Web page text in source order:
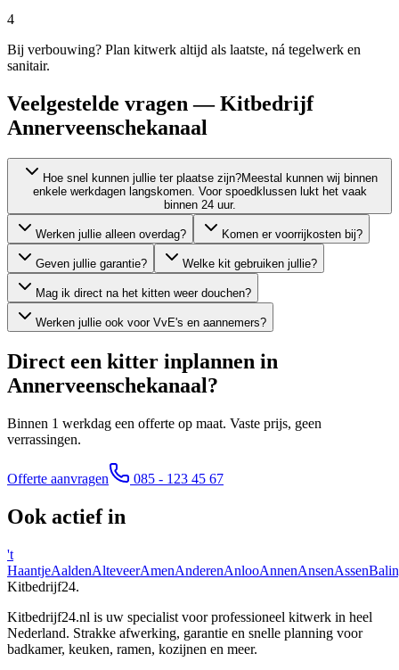
4
Bij verbouwing? Plan kitwerk altijd als laatste, ná tegelwerk en
sanitair.
Veelgestelde vragen — Kitbedrijf
Annerveenschekanaal
Hoe snel kunnen jullie ter plaatse zijn?Meestal kunnen wij binnen
enkele werkdagen langskomen. Voor spoedklussen lukt het vaak
binnen 24 uur.
Werken jullie alleen overdag? Komen er voorrijkosten bij?
Geven jullie garantie? Welke kit gebruiken jullie?
Mag ik direct na het kitten weer douchen?
Werken jullie ook voor VvE's en aannemers?
Direct een kitter inplannen in
Annerveenschekanaal?
Binnen 1 werkdag een offerte op maat. Vaste prijs, geen
verrassingen.
Offerte aanvragen 085 - 123 45 67
Ook actief in
't
HaantjeAaldenAlteveerAmenAnderenAnlooAnnenAnsenAssen
Kitbedrijf24.
Kitbedrijf24.nl is uw specialist voor professioneel kitwerk in heel
Nederland. Strakke afwerking, garantie en snelle planning voor
badkamer, keuken, ramen, kozijnen en meer.